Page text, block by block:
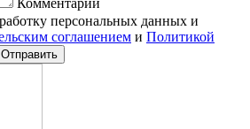
Комментарий
персональных данных и
соглашением